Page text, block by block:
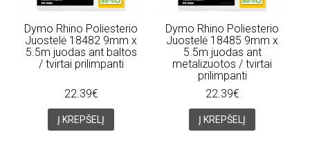
Dymo Rhino Poliesterio
Juostelė 18482 9mm x
5.5m juodas ant baltos
/ tvirtai prilimpanti
22.39€
Į KREPŠELĮ
Dymo Rhino Poliesterio
Juostelė 18485 9mm x
5.5m juodas ant
metalizuotos / tvirtai
prilimpanti
22.39€
Į KREPŠELĮ